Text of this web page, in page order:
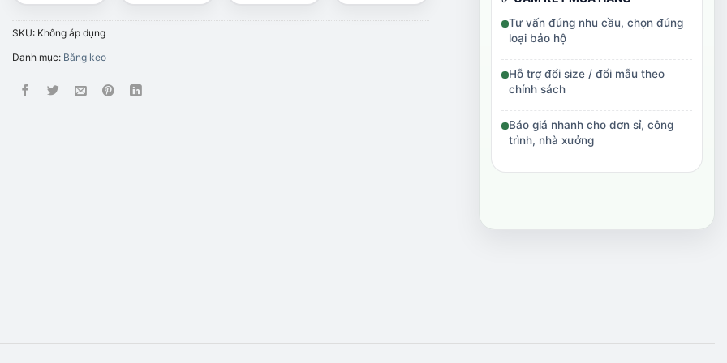
SKU: Không áp dụng
Danh mục: Băng keo
Tư vấn đúng nhu cầu, chọn đúng
loại bảo hộ
Hỗ trợ đổi size / đổi mẫu theo
chính sách
Báo giá nhanh cho đơn sỉ, công
trình, nhà xưởng